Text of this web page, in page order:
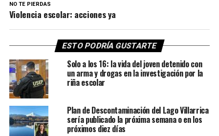
NO TE PIERDAS
Violencia escolar: acciones ya
ESTO PODRÍA GUSTARTE
Solo a los 16: la vida del joven detenido con
un arma y drogas en la investigación por la
riña escolar
Plan de Descontaminación del Lago Villarrica
sería publicado la próxima semana o en los
próximos diez días